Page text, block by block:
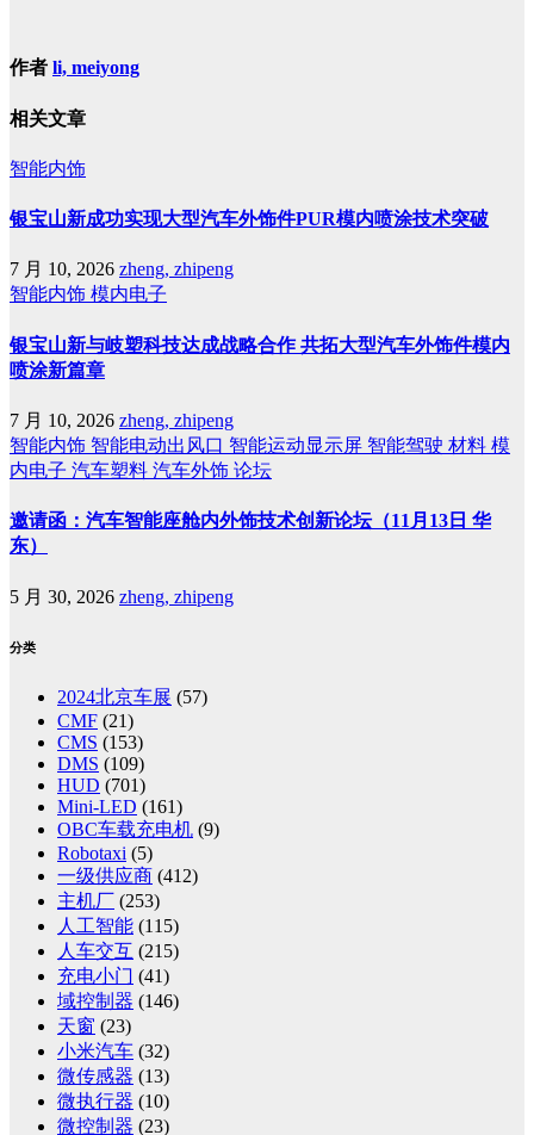
作者 li, meiyong
相关文章
智能内饰
银宝山新成功实现大型汽车外饰件PUR模内喷涂技术突破
7 月 10, 2026 zheng, zhipeng
智能内饰 模内电子
银宝山新与岐塑科技达成战略合作 共拓大型汽车外饰件模内
喷涂新篇章
7 月 10, 2026 zheng, zhipeng
智能内饰 智能电动出风口 智能运动显示屏 智能驾驶 材料 模
内电子 汽车塑料 汽车外饰 论坛
邀请函：汽车智能座舱内外饰技术创新论坛（11月13日 华
东）
5 月 30, 2026 zheng, zhipeng
分类
2024北京车展 (57)
CMF (21)
CMS (153)
DMS (109)
HUD (701)
Mini-LED (161)
OBC车载充电机 (9)
Robotaxi (5)
一级供应商 (412)
主机厂
(253)
人工智能 (115)
人车交互 (215)
充电小门 (41)
域控制器 (146)
天窗 (23)
小米汽车 (32)
微传感器 (13)
微执行器 (10)
微控制器 (23)